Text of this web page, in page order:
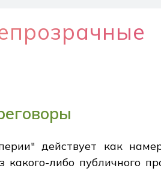
действует как
либо публичного